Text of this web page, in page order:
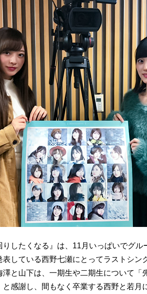
りしたくなる』は、11月いっぱいでグル
表している西野七瀬にとってラストシン
澤と山下は、一期生や二期生について「
感謝し、間もなく卒業する西野と若月